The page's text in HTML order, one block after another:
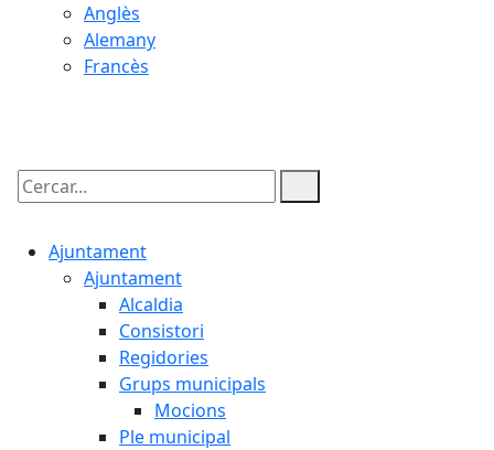
Anglès
Alemany
Francès
Cercar:
Ajuntament
Ajuntament
Alcaldia
Consistori
Regidories
Grups municipals
Mocions
Ple municipal